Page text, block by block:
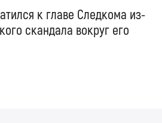
к главе Следкома из-
скандала вокруг его